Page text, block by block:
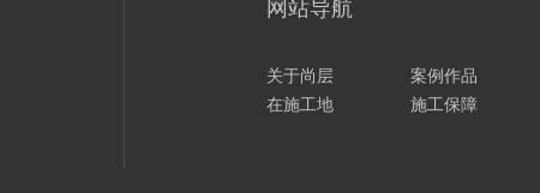
网站导航
关于尚层 案例作品
在施工地
施工保障